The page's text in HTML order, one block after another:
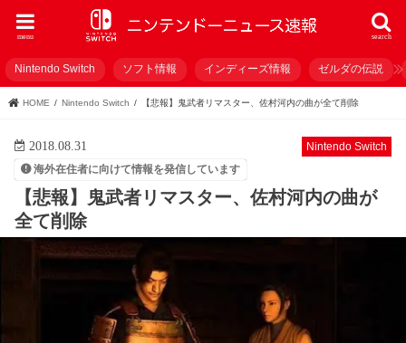
search
menu
Nintendo Switch ソフト情報 インディーズ情報 ゼルダの伝説
HOME Nintendo Switch 【悲報】鬼武者リマスター、佐村河内の曲が全て削除
Nintendo Switch
2018.08.31
海外在住者に向けて情報を発信しています
【悲報】鬼武者リマスター、佐村河内の曲が
全て削除